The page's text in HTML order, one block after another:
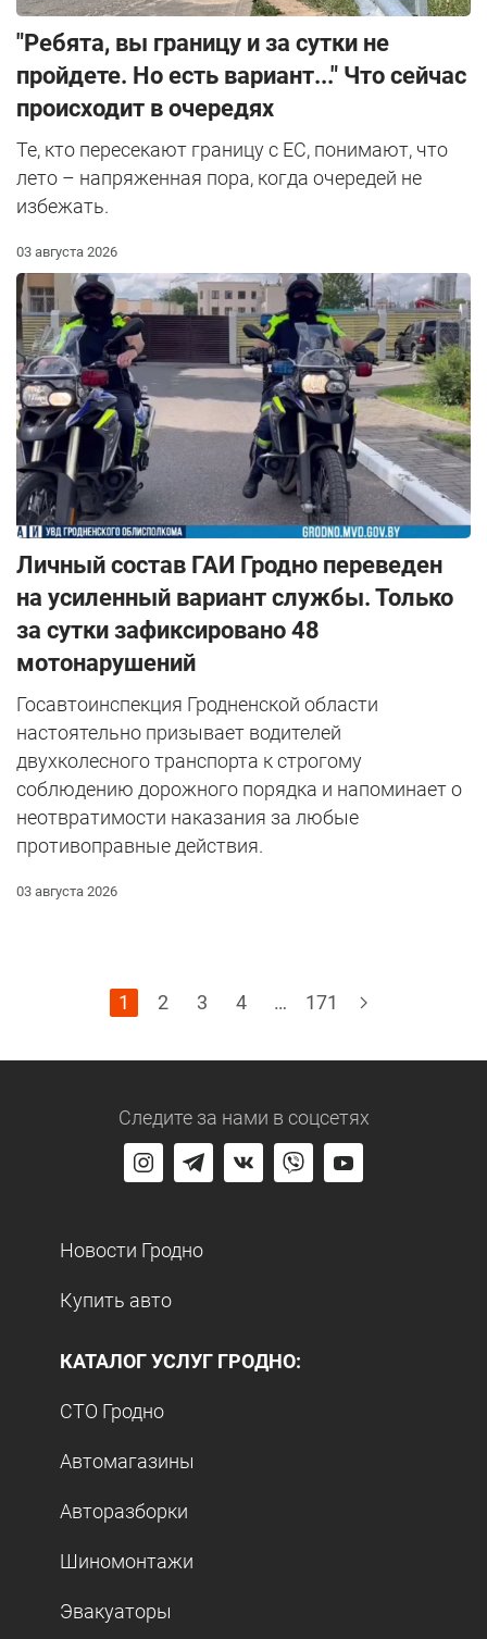
"Ребята, вы границу и за сутки не
пройдете. Но есть вариант..." Что сейчас
происходит в очередях
Те, кто пересекают границу с ЕС, понимают, что
лето – напряженная пора, когда очередей не
избежать.
03 августа 2026
Личный состав ГАИ Гродно переведен
на усиленный вариант службы. Только
за сутки зафиксировано 48
мотонарушений
Госавтоинспекция Гродненской области
настоятельно призывает водителей
двухколесного транспорта к строгому
соблюдению дорожного порядка и напоминает о
неотвратимости наказания за любые
противоправные действия.
03 августа 2026
1 2 3 4 … 171
Следите за нами в соцсетях
Новости Гродно
Купить авто
КАТАЛОГ УСЛУГ ГРОДНО:
СТО Гродно
Автомагазины
Авторазборки
Шиномонтажи
Эвакуаторы